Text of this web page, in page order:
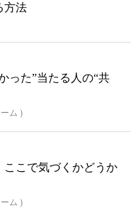
方法
った”当たる人の“共
ム )
ここで気づくかどうか
ム )